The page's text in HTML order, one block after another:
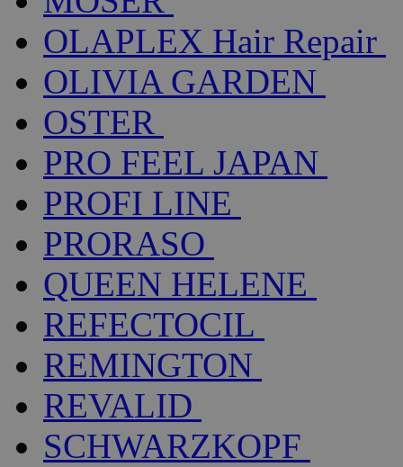
OLAPLEX Hair Repair
OLIVIA GARDEN
OSTER
PRO FEEL JAPAN
PROFI LINE
PRORASO
QUEEN HELENE
REFECTOCIL
REMINGTON
REVALID
SCHWARZKOPF